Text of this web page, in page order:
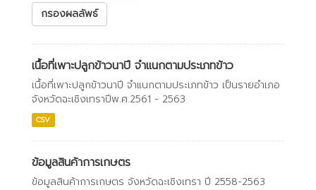
กรองผลลัพธ์
เนื้อที่เพาะปลูกข้าวนาปี จำแนกตามประเภทข้าว
เนื้อที่เพาะปลูกข้าวนาปี จำแนกตามประเภทข้าว เป็นรายอำเภอ
จังหวัดฉะเชิงเทราปีพ.ศ.2561 - 2563
CSV
ข้อมูลสินค้าการเกษตร
ข้อมูลสินค้าการเกษตร จังหวัดฉะเชิงเทรา ปี 2558-2563